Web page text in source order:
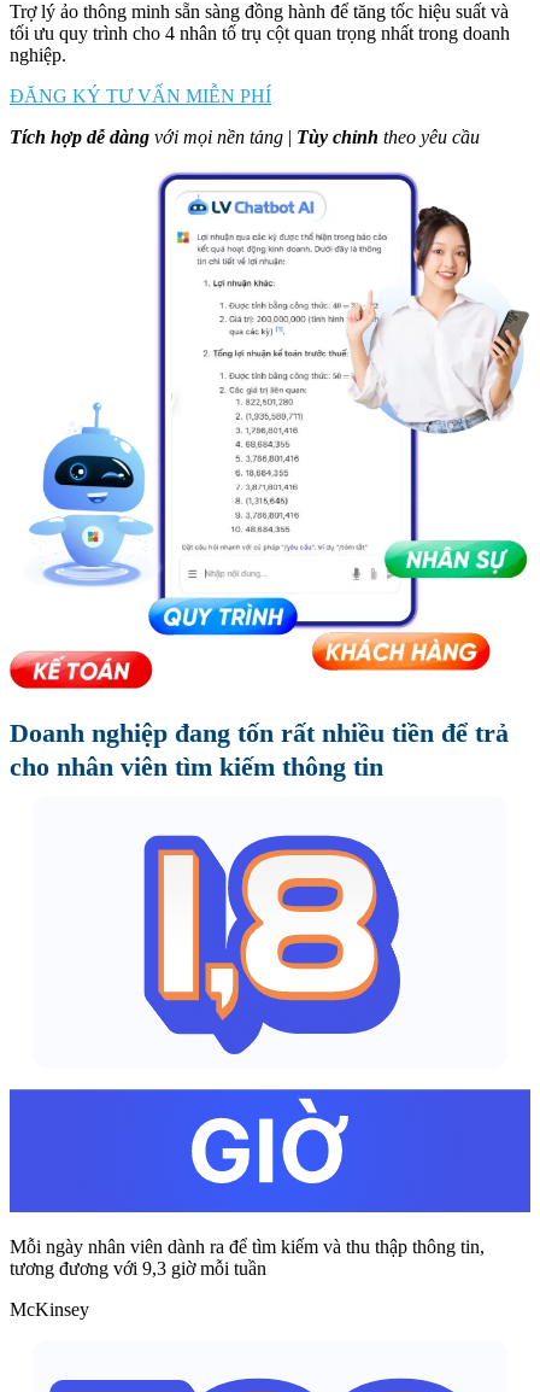
Trợ lý ảo thông minh sẵn sàng đồng hành để tăng tốc hiệu suất và
tối ưu quy trình cho 4 nhân tố trụ cột quan trọng nhất trong doanh
nghiệp.
ĐĂNG KÝ TƯ VẤN MIỄN PHÍ
Tích hợp dễ dàng với mọi nền tảng | Tùy chỉnh theo yêu cầu
Doanh nghiệp đang tốn rất nhiều tiền để trả
cho nhân viên tìm kiếm thông tin
Mỗi ngày nhân viên dành ra để tìm kiếm và thu thập thông tin,
tương đương với 9,3 giờ mỗi tuần
McKinsey